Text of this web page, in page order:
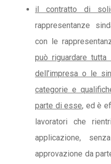
il contratto di
rappresentanze
con le
può riguardare tutta
dell’impresa o le
categorie e
parte di esse, ed è
lavoratori che
applicazione,
approvazione da